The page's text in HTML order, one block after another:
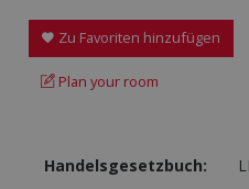
Zu Favoriten hinzufügen
Plan your room
Handelsgesetzbuch: